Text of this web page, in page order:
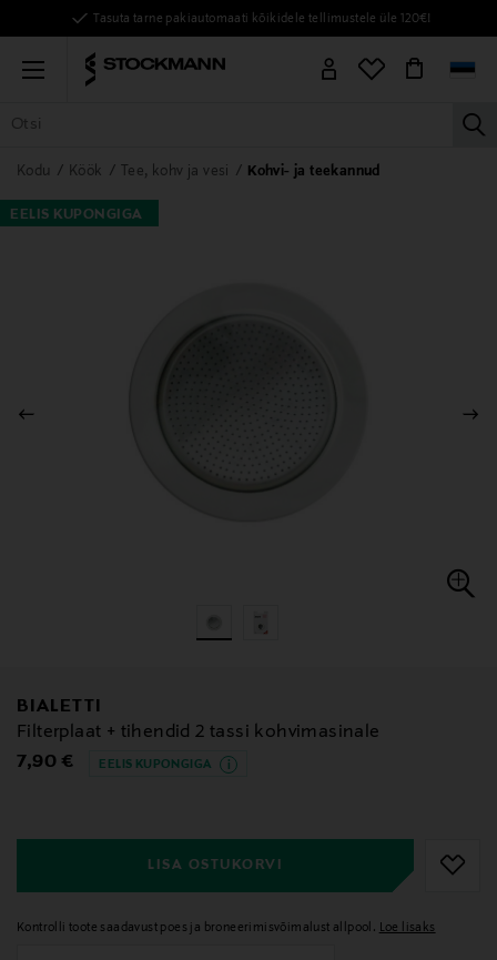
Tasuta tarne pakiautomaati kõikidele tellimustele üle 120€!
Menu
KÕIK TOOTED NAISED MEHED LAPSED KODU
Kodu Köök Tee, kohv ja vesi Kohvi- ja teekannud
EELIS KUPONGIGA
BIALETTI
Filterplaat + tihendid 2 tassi kohvimasinale
Original Price
7,90 € EELIS KUPONGIGA
LISA OSTUKORVI
Kontrolli toote saadavust poes ja broneerimisvõimalust allpool. Loe lisaks